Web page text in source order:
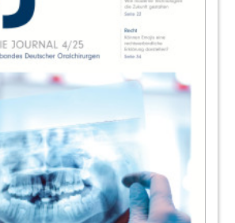
Berufsverband
(BDO)
und Symposien/